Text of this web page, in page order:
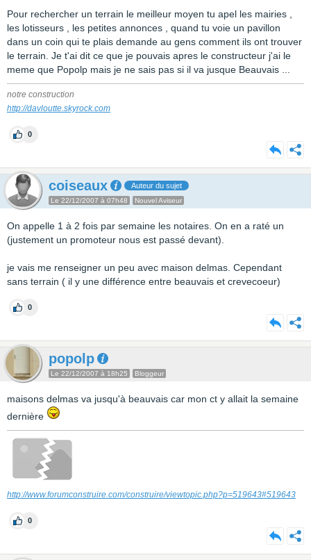
Pour rechercher un terrain le meilleur moyen tu apel les mairies ,
les lotisseurs , les petites annonces , quand tu voie un pavillon
dans un coin qui te plais demande au gens comment ils ont trouver
le terrain. Je t'ai dit ce que je pouvais apres le constructeur j'ai le
meme que Popolp mais je ne sais pas si il va jusque Beauvais ...
notre construction
http://davloutte.skyrock.com
0
coiseaux Auteur du sujet
Le 22/12/2007 à 07h48 Nouvel Aviseur
On appelle 1 à 2 fois par semaine les notaires. On en a raté un
(justement un promoteur nous est passé devant).
je vais me renseigner un peu avec maison delmas. Cependant
sans terrain ( il y une différence entre beauvais et crevecoeur)
0
popolp
Le 22/12/2007 à 18h25 Bloggeur
maisons delmas va jusqu'à beauvais car mon ct y allait la semaine
dernière
http://www.forumconstruire.com/construire/viewtopic.php?p=519643#519643
0